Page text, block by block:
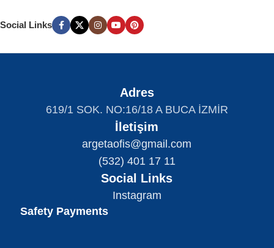
Social Links
Adres
619/1 SOK. NO:16/18 A BUCA İZMİR
İletişim
argetaofis@gmail.com
(532) 401 17 11
Social Links
Instagram
Safety Payments